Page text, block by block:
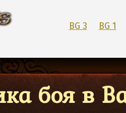
BG 3 BG 1
боя в